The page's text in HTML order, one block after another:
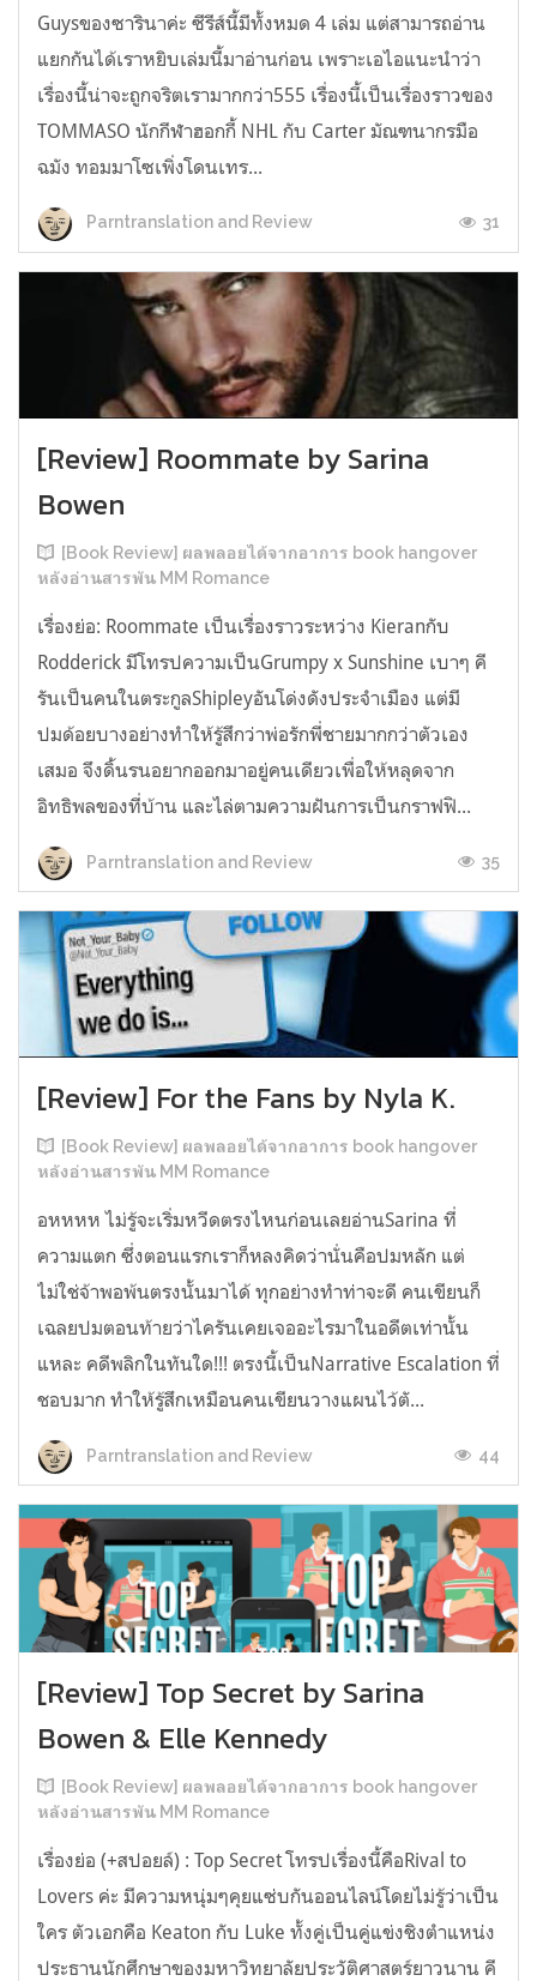
Guysของซารินาค่ะ ซีรีส์นี้มีทั้งหมด 4 เล่ม แต่สามารถอ่าน
แยกกันได้เราหยิบเล่มนี้มาอ่านก่อน เพราะเอไอแนะนำว่า
เรื่องนี้น่าจะถูกจริตเรามากกว่า555 เรื่องนี้เป็นเรื่องราวของ
TOMMASO นักกีฬาฮอกกี้ NHL กับ Carter มัณฑนากรมือ
ฉมัง ทอมมาโซเพิ่งโดนเทร...
Parntranslation and Review 31
[Review] Roommate by Sarina
Bowen
[Book Review] ผลพลอยได้จากอาการ book hangover
หลังอ่านสารพัน MM Romance
เรื่องย่อ: Roommate เป็นเรื่องราวระหว่าง Kieranกับ
Rodderick มีโทรปความเป็นGrumpy x Sunshine เบาๆ คี
รันเป็นคนในตระกูลShipleyอันโด่งดังประจำเมือง แต่มี
ปมด้อยบางอย่างทำให้รู้สึกว่าพ่อรักพี่ชายมากกว่าตัวเอง
เสมอ จึงดิ้นรนอยากออกมาอยู่คนเดียวเพื่อให้หลุดจาก
อิทธิพลของที่บ้าน และไล่ตามความฝันการเป็นกราฟฟิ...
Parntranslation and Review 35
[Review] For the Fans by Nyla K.
[Book Review] ผลพลอยได้จากอาการ book hangover
หลังอ่านสารพัน MM Romance
อหหหห ไม่รู้จะเริ่มหวีดตรงไหนก่อนเลยอ่านSarina ที่
ความแตก ซึ่งตอนแรกเราก็หลงคิดว่านั่นคือปมหลัก แต่
ไม่ใช่จ้าพอพ้นตรงนั้นมาได้ ทุกอย่างทำท่าจะดี คนเขียนก็
เฉลยปมตอนท้ายว่าไครันเคยเจออะไรมาในอดีตเท่านั้น
แหละ คดีพลิกในทันใด!!! ตรงนี้เป็นNarrative Escalation ที่
ชอบมาก ทำให้รู้สึกเหมือนคนเขียนวางแผนไว้ตั...
Parntranslation and Review 44
[Review] Top Secret by Sarina
Bowen & Elle Kennedy
[Book Review] ผลพลอยได้จากอาการ book hangover
หลังอ่านสารพัน MM Romance
เรื่องย่อ (+สปอยล์) : Top Secret โทรปเรื่องนี้คือRival to
Lovers ค่ะ มีความหนุ่มๆคุยแซ่บกันออนไลน์โดยไม่รู้ว่าเป็น
ใคร ตัวเอกคือ Keaton กับ Luke ทั้งคู่เป็นคู่แข่งชิงตำแหน่ง
ประธานนักศึกษาของมหาวิทยาลัยประวัติศาสตร์ยาวนาน คี